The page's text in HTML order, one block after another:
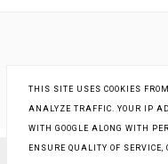
THIS SITE USES COOKIES
ANALYZE TRAFFIC. YOUR IP
WITH GOOGLE ALONG WITH
ENSURE QUALITY OF